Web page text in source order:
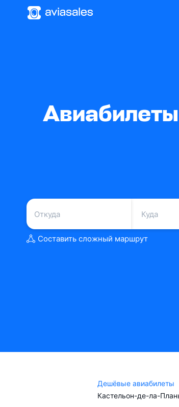
Составить сложный маршрут
Дешёвые авиабилеты
Кастельон-де-ла-